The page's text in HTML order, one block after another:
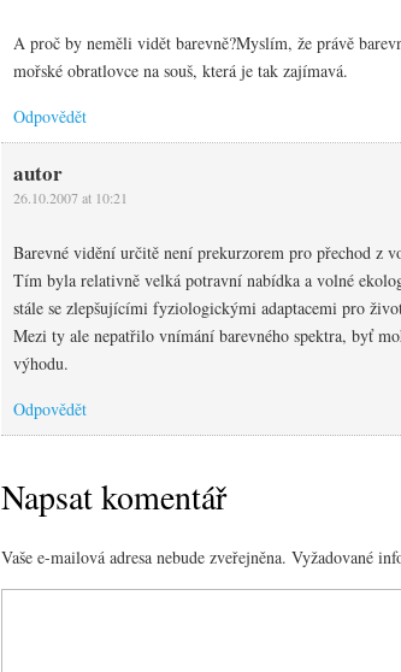
A proč by neměli vidět barevně?Myslím, že právě
mořské obratlovce na souš, která je tak zajímavá.
Odpovědět
autor
26.10.2007 at 10:21
Barevné vidění určitě není prekurzorem pro přechod z
Tím byla relativně velká potravní nabídka a volné
stále se zlepšujícími fyziologickými adaptacemi pro
Mezi ty ale nepatřilo vnímání barevného spektra, byť
výhodu.
Odpovědět
Napsat komentář
Vaše e-mailová adresa nebude zveřejněna. Vyžadované